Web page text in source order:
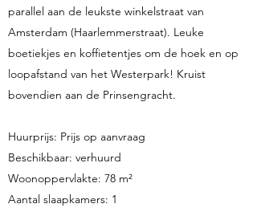
parallel aan de leukste winkelstraat van
Amsterdam (Haarlemmerstraat). Leuke
boetiekjes en koffietentjes om de hoek en op
loopafstand van het Westerpark! Kruist
bovendien aan de Prinsengracht.
Huurprijs: Prijs op aanvraag
Beschikbaar: verhuurd
Woonoppervlakte: 78 m²
Aantal slaapkamers: 1